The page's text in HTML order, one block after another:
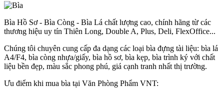
Bìa Hồ Sơ - Bìa Còng - Bìa Lá chất lượng cao, chính hãng từ các
thương hiệu uy tín Thiên Long, Double A, Plus, Deli, FlexOffice...
Chúng tôi chuyên cung cấp đa dạng các loại bìa đựng tài liệu: bìa lá
A4/F4, bìa còng nhựa/giấy, bìa hồ sơ, bìa kẹp, bìa trình ký với chất
liệu bền đẹp, màu sắc phong phú, giá cạnh tranh nhất thị trường.
Ưu điểm khi mua bìa tại Văn Phòng Phẩm VNT: